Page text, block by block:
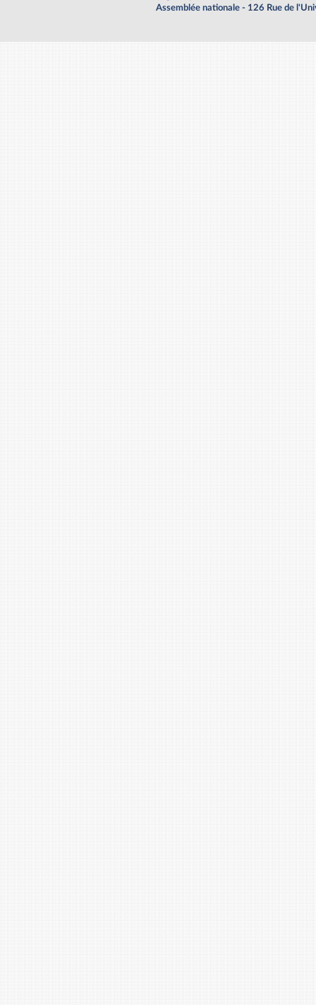
Assemblée nationale - 126 Rue de